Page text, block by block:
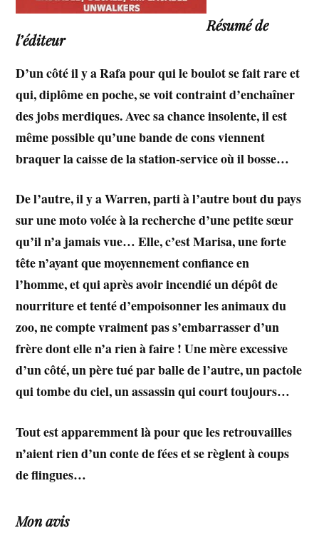
Résumé de
l’éditeur
D’un côté il y a Rafa pour qui le boulot se fait rare et
qui, diplôme en poche, se voit contraint d’enchaîner
des jobs merdiques. Avec sa chance insolente, il est
même possible qu’une bande de cons viennent
braquer la caisse de la station-service où il bosse…
De l’autre, il y a Warren, parti à l’autre bout du pays
sur une moto volée à la recherche d’une petite sœur
qu’il n’a jamais vue… Elle, c’est Marisa, une forte
tête n’ayant que moyennement confiance en
l’homme, et qui après avoir incendié un dépôt de
nourriture et tenté d’empoisonner les animaux du
zoo, ne compte vraiment pas s’embarrasser d’un
frère dont elle n’a rien à faire ! Une mère excessive
d’un côté, un père tué par balle de l’autre, un pactole
qui tombe du ciel, un assassin qui court toujours…
Tout est apparemment là pour que les retrouvailles
n’aient rien d’un conte de fées et se règlent à coups
de flingues…
Mon avis